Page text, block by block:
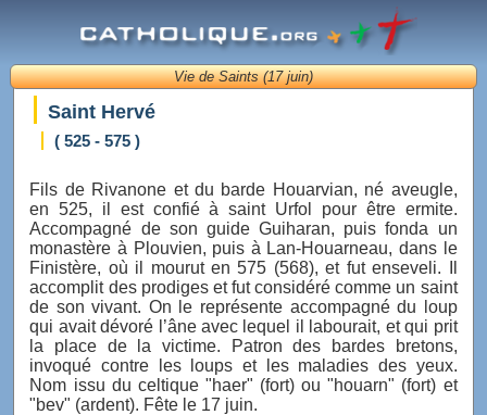
Vie de Saints (17 juin)
Saint Hervé
( 525 - 575 )
Fils de Rivanone et du barde Houarvian, né aveugle,
en 525, il est confié à saint Urfol pour être ermite.
Accompagné de son guide Guiharan, puis fonda un
monastère à Plouvien, puis à Lan-Houarneau, dans le
Finistère, où il mourut en 575 (568), et fut enseveli. Il
accomplit des prodiges et fut considéré comme un saint
de son vivant. On le représente accompagné du loup
qui avait dévoré l’âne avec lequel il labourait, et qui prit
la place de la victime. Patron des bardes bretons,
invoqué contre les loups et les maladies des yeux.
Nom issu du celtique "haer" (fort) ou "houarn" (fort) et
"bev" (ardent). Fête le 17 juin.